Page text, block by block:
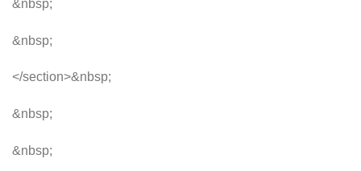
&nbsp;
&nbsp;
</section>&nbsp;
&nbsp;
&nbsp;